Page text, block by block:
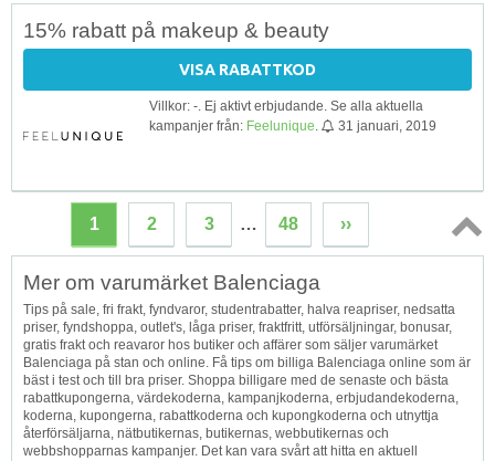
15% rabatt på makeup & beauty
VISA RABATTKOD
Villkor: -. Ej aktivt erbjudande. Se alla aktuella
kampanjer från: Feelunique 31 januari, 2019
1 2 3 … 48 ››
Topp
Mer om varumärket Balenciaga
Tips på sale, fri frakt, fyndvaror, studentrabatter, halva reapriser, nedsatta
priser, fyndshoppa, outlet's, låga priser, fraktfritt, utförsäljningar, bonusar,
gratis frakt och reavaror hos butiker och affärer som säljer varumärket
Balenciaga på stan och online. Få tips om billiga Balenciaga online som är
bäst i test och till bra priser. Shoppa billigare med de senaste och bästa
rabattkupongerna, värdekoderna, kampanjkoderna, erbjudandekoderna,
koderna, kupongerna, rabattkoderna och kupongkoderna och utnyttja
återförsäljarna, nätbutikernas, butikernas, webbutikernas och
webbshopparnas kampanjer. Det kan vara svårt att hitta en aktuell